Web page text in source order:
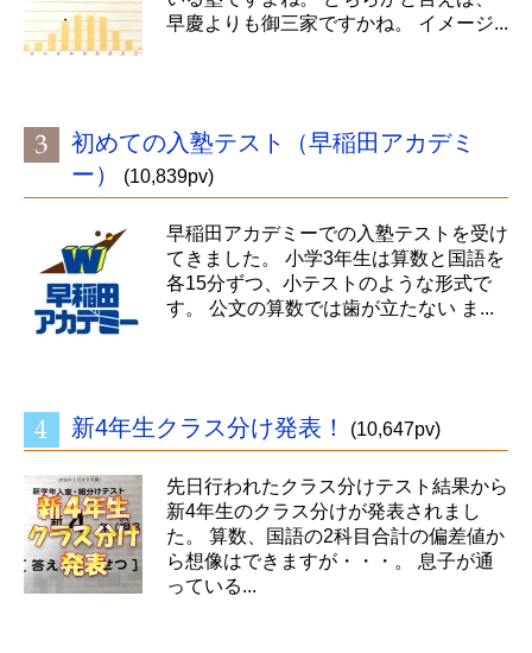
早慶よりも御三家ですかね。 イメージ...
初めての入塾テスト（早稲田アカデミ
ー）
(10,839pv)
早稲田アカデミーでの入塾テストを受け
てきました。 小学3年生は算数と国語を
各15分ずつ、小テストのような形式で
す。 公文の算数では歯が立たない ま...
新4年生クラス分け発表！ (10,647pv)
先日行われたクラス分けテスト結果から
新4年生のクラス分けが発表されまし
た。 算数、国語の2科目合計の偏差値か
ら想像はできますが・・・。 息子が通
っている...